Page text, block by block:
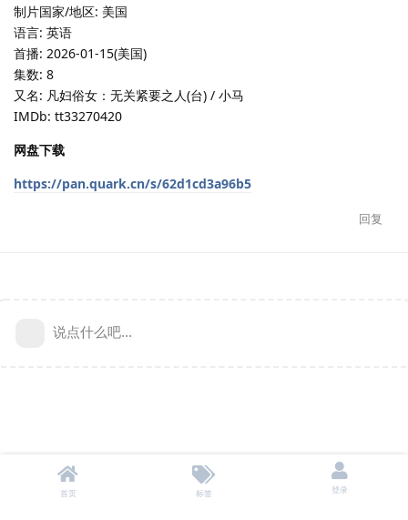
制片国家/地区: 美国
语言: 英语
首播: 2026-01-15(美国)
集数: 8
又名: 凡妇俗女：无关紧要之人(台) / 小马
IMDb: tt33270420
网盘下载
https://pan.quark.cn/s/62d1cd3a96b5
回复
说点什么吧...
首页 标签 登录